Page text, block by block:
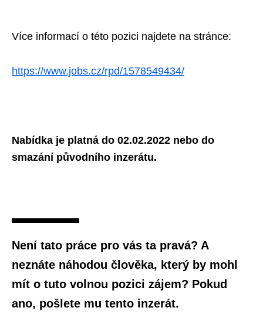
Více informací o této pozici najdete na stránce:
https://www.jobs.cz/rpd/1578549434/
Nabídka je platná do 02.02.2022 nebo do
smazání původního inzerátu.
Není tato práce pro vás ta pravá? A
neznáte náhodou člověka, který by mohl
mít o tuto volnou pozici zájem? Pokud
ano, pošlete mu tento inzerát.